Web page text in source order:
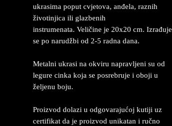
ukrasima poput cvjetova, anđela, raznih
životinjica ili glazbenih
instrumenata. Veličine je 20x20 cm. Izrađuje
se po narudžbi od 2-5 radna dana.
Metalni ukrasi na okviru napravljeni su od
legure cinka koja se posrebruje i oboji u
željenu boju.
Proizvod dolazi u odgovarajućoj kutiji uz
certifikat da je proizvod unikatan i ručno